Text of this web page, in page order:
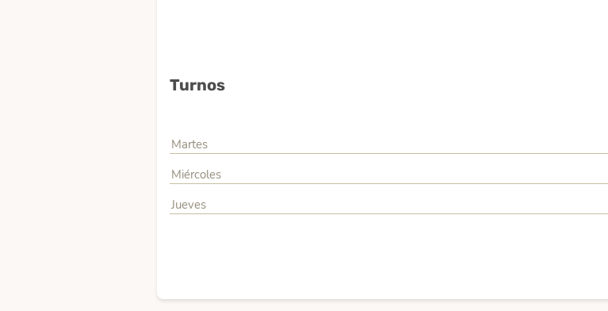
Turnos
Martes
Miércoles
Jueves